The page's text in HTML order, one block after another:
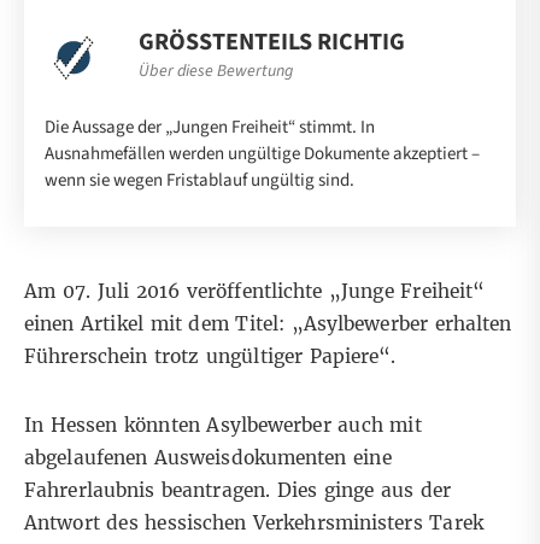
GRÖSSTENTEILS RICHTIG
Über diese Bewertung
Die Aussage der „Jungen Freiheit“ stimmt. In
Ausnahmefällen werden ungültige Dokumente akzeptiert –
wenn sie wegen Fristablauf ungültig sind.
Am 07. Juli 2016 veröffentlichte „Junge Freiheit“
einenArtikelmit dem Titel: „Asylbewerber erhalten
Führerschein trotz ungültiger Papiere“.
In Hessen könnten Asylbewerber auch mit
abgelaufenen Ausweisdokumenten eine
Fahrerlaubnis beantragen. Dies ginge aus der
Antwort des hessischen Verkehrsministers Tarek